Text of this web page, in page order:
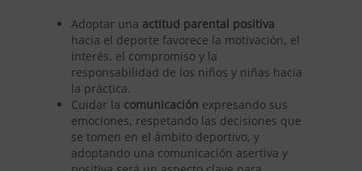
Adoptar una actitud parental positiva
hacia el deporte favorece la motivación, el
interés, el compromiso y la
responsabilidad de los niños y niñas hacia
la práctica.
Cuidar la comunicación expresando sus
emociones, respetando las decisiones que
se tomen en el ámbito deportivo, y
adoptando una comunicación asertiva y